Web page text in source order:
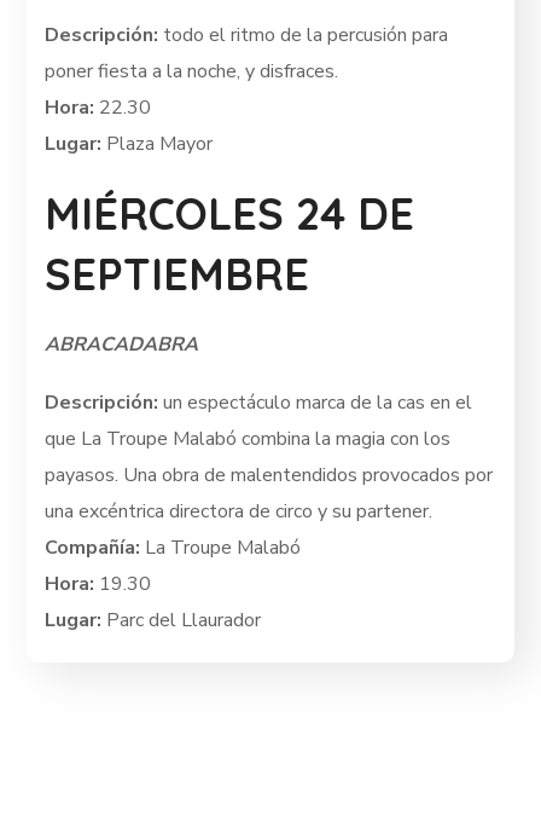
Descripción: todo el ritmo de la percusión para
poner fiesta a la noche, y disfraces.
Hora: 22.30
Lugar: Plaza Mayor
MIÉRCOLES 24 DE
SEPTIEMBRE
ABRACADABRA
Descripción:un espectáculo marca de la cas en el
que La Troupe Malabó combina la magia con los
payasos. Una obra de malentendidos provocados por
una excéntrica directora de circo y su partener.
Compañía: La Troupe Malabó
Hora: 19.30
Lugar: Parc del Llaurador